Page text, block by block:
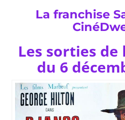
La franchise
Les sorties de
du 6